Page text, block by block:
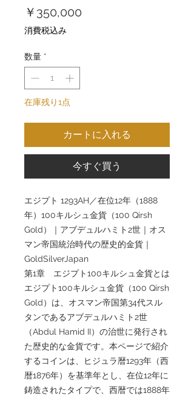
￥350,000
消費税込み
数量 *
在庫残り1点
カートに入れる
今すぐ買う
エジプト 1293AH／在位12年（1888
年）100キルシュ金貨（100 Qirsh
Gold）｜アブデュルハミト2世｜オス
マン帝国統治時代の歴史的金貨｜
GoldSilverJapan
第1章 エジプト100キルシュ金貨とは
エジプト100キルシュ金貨（100 Qirsh
Gold）は、オスマン帝国第34代スル
タンであるアブデュルハミト2世
（Abdul Hamid II）の治世に発行され
た歴史的な金貨です。本ページで紹介
するコインは、ヒジュラ暦1293年（西
暦1876年）を基準年とし、在位12年に
鋳造されたタイプで、西暦では1888年